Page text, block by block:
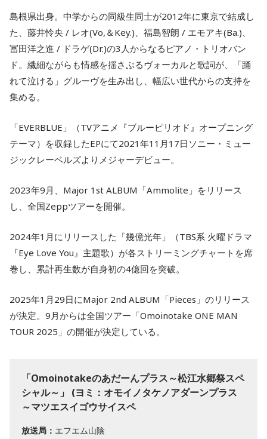
島根県出身。中学からの同級生同士が2012年に東京で結成し
た、藤井怜央 / レオ(Vo,＆Key.)、福島智朗 / エモアキ(Ba.)、
冨田洋之進 / ドラゲ(Dr.)の3人からなるピアノ・トリオバン
ド。繊細ながらも情感を揺さぶるヴォーカルと歌詞が、「踊
れて泣ける」グルーヴを生み出し、幅広い世代からの支持を
集める。
「EVERBLUE」（TVアニメ『ブルーピリオド』オープニング
テーマ）を収録したEPにて2021年11月17日ソニー・ミュー
ジックレーベルズよりメジャーデビュー。
2023年9月、Major 1st ALBUM「Ammolite」をリリース
し、全国Zeppツアーを開催。
2024年1月にリリースした「幾億光年」（TBS系 火曜ドラマ
『Eye Love You』主題歌）が各ストリーミングチャートを席
巻し、累計再生数が自身初の4億回を突破。
2025年1月29日にMajor 2nd ALBUM「Pieces」のリリース
が決定。9月からは全国ツアー「Omoinotake ONE MAN
TOUR 2025」の開催が決定している。
「Omoinotakeのあだーんプラス～松江水郷祭スペ
シャル～」 (ヨミ：オモイノタケノアダーンプラス
～マツエスイゴウサイスペ
放送局： エフエム山陰